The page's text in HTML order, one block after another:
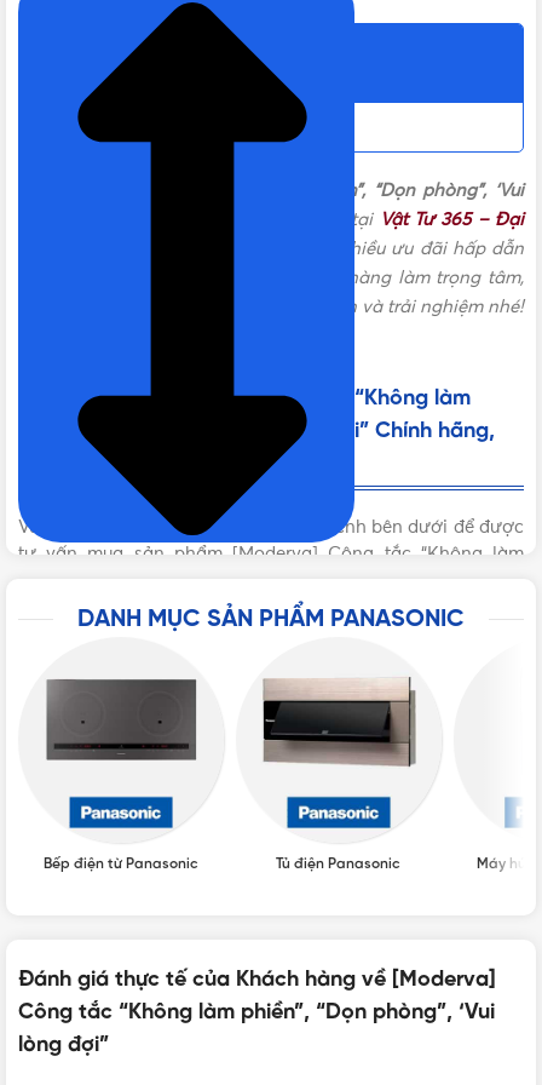
TIÊU CHUẨN
BẢO HÀNH
P.R.C
10 cái/hộp, 50 cái/thùng
Nội dung chính
[Moderva] Công tắc “Không làm phiền”, “Dọn phòng”, ‘Vui
được phân phối chính hãng tại Vật Tư 365 – Đại
với nhiều ưu đãi hấp dẫn
cùng chính sách bán hàng lấy khách hàng làm trọng tâm,
chắc chắn sẽ làm bạn hài lòng. Hãy đến và trải nghiệm nhé!
Liên hệ mua [Moderva] Công tắc “Không làm
phiền”, “Dọn phòng”, ‘Vui lòng đợi” Chính hãng,
Giá tốt, Uy tín
Vui lòng liên hệ Vật Tư 365 theo các kênh bên dưới để được
tư vấn mua sản phẩm [Moderva] Công tắc “Không làm
nhất nhé! Rất hân hạnh được phục vụ Quý khách.
VẬT TƯ 365 - NHÀ PHÂN PHỐI THIẾT BỊ ĐIỆN NƯỚC
DANH MỤC SẢN PHẨM PANASONIC
Bếp điện từ Panasonic Tủ điện Panasonic Máy hút
Đánh giá thực tế của Khách hàng về [Moderva]
Công tắc “Không làm phiền”, “Dọn phòng”, ‘Vui
lòng đợi”